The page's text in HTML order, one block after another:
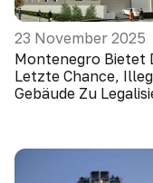
23 November 2025
Montenegro Bietet
Letzte Chance,
Gebäude Zu